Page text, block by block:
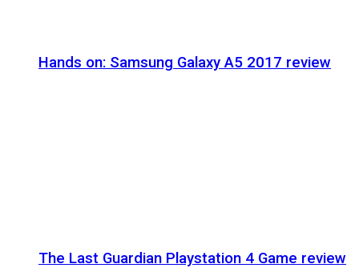
Hands on: Samsung Galaxy A5 2017 review
The Last Guardian Playstation 4 Game review